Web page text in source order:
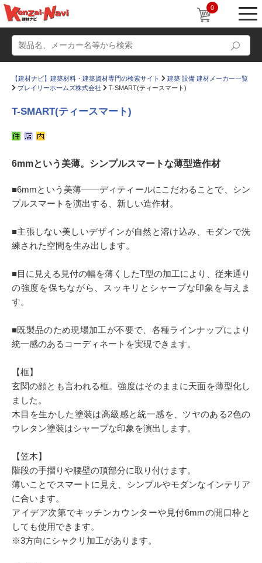
0
かたなび コラム
すまいリング 設計士インタビュー
Q＆A 販売・施工代理店募集
お気に入り
【建材ナビ】建築材料・建築資材専門の検索サイト
建築 設備 建材メーカー一覧
プレイリーホームズ株式会社
T-SMART(ティースマート)
T-SMART(ティースマート)
6mmという美薄。シンプルスマートな薄型造作材
■6mmという美薄――ディティールにこだわることで、シン
プルスマートを演出する、新しい造作材。
■主張しない美しいデザインが自然と溶け込み、モダンで洗
練された空間を生み出します。
■目に見える見付の幅を薄くしたT型の加工により、従来通り
の強度を保ちながら、スッキリとシャープな印象を与えま
す。
■既製品のため現場加工が不要で、各種ラインナップにより
統一感のあるコーディネートを実現できます。
【框】
玄関の顔とも言われる框。強度はそのままに天面を薄型化し
ました。
木目を生かした塗装は高級感と統一感を、ツヤのある2色の
ウレタン塗装はシャープな印象を演出します。
【笠木】
階段の手摺りや腰壁の頂部分に取り付けます。
薄いことでスマートに見え、シンプルやモダンなインテリア
に合います。
アイデア次第でキッチンカウンターや見付6mmの開口枠と
しても使用できます。
※3方向にシャクリ加工があります。